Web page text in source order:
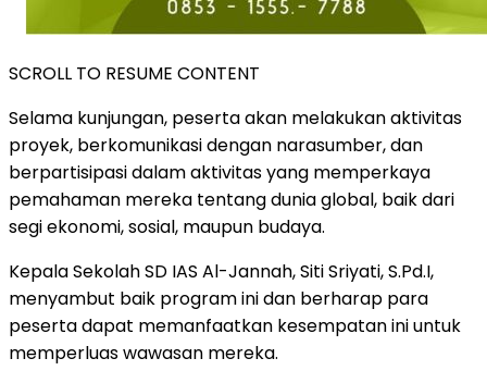
SCROLL TO RESUME CONTENT
Selama kunjungan, peserta akan melakukan aktivitas
proyek, berkomunikasi dengan narasumber, dan
berpartisipasi dalam aktivitas yang memperkaya
pemahaman mereka tentang dunia global, baik dari
segi ekonomi, sosial, maupun budaya.
Kepala Sekolah SD IAS Al-Jannah, Siti Sriyati, S.Pd.I,
menyambut baik program ini dan berharap para
peserta dapat memanfaatkan kesempatan ini untuk
memperluas wawasan mereka.